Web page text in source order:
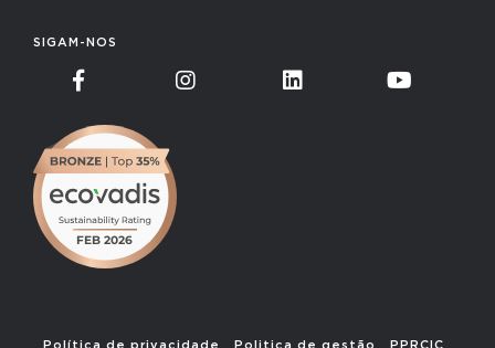
SIGAM-NOS
Política de privacidade Politica de gestão PPRCIC